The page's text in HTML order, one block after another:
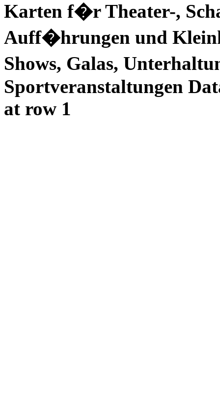
Karten f�r Theater-,
Auff�hrungen und
Shows, Galas,
Sportveranstaltungen
at row 1